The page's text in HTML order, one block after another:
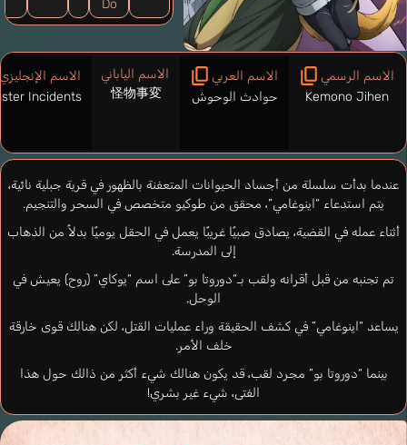
Do
عندما بدأت سلسلة من أجساد الحيوانات المتعفنة بالظهور في قرية جبلية نائية،
يتم استدعاء “اينوغامي”، محقق من طوكيو متخصص في السحر والتنجيم.
أثناء عمله في القضية، يصادق صبيًا غريبًا يعمل في الحقل يوميًا بدلاً من الذهاب
إلى المدرسة.
تم تجنبه من قبل أقرانه ولقب بـ“دوروتا بو” على اسم “يوكاي” (روح) يعيش في
الوحل.
يساعد “اينوغامي” في كشف الحقيقة وراء عمليات القتل، لكن هنالك قوى خارقة
خلف الأمر.
بينما “دوروتا بو” مجرد لقب، قد يكون هنالك شيء أكثر من ذالك حول هذا
الفتى، شيء غير بشري!
الاسم الرسمي
Kemono Jihen
الاسم العربي
حوادث الوحوش
الاسم الياباني
怪物事変
الاسم الإنجليزي
Incidents